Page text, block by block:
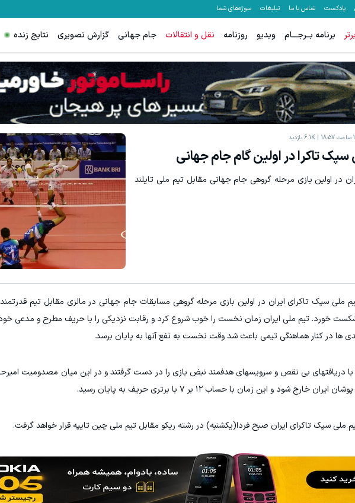
پادکست تماس با ما تبلیغات سوژه‌های شما
برنامه بــرجـــام ویدیو روزنامه نقل و انتقالات جام جهانی گزارش تصویری نتایج زنده
6.1K بازدید
تاکرا در اولین گام جام جهانی
در اولین بازی مرحله گروهی جام جهانی مقابل تیم ملی تایلند
و (۱۲بر۷) شکست خورد. تیم ملی ایران زمان نخست را خوب شروع کرد و رقابت نزدیکی را با حریف مطرح و
ها در کنار هماهنگی تیمی باعث شد وقت نخست به نفع آنها به پایان برسد.
با دریافتهای بی نقص و سرویسهای هدفمند نبض بازی را در دست گرفتند و در این میان مصدومیت
شود و این زمان با حساب ۱۲ بر ۷ با برتری حریف به پایان رسید.
ملی سپک تاکرای ایران صبح فردا(یکشنبه) در رشته ریکو مقابل تیم ملی چین تایپه قرار خواهد گرفت.